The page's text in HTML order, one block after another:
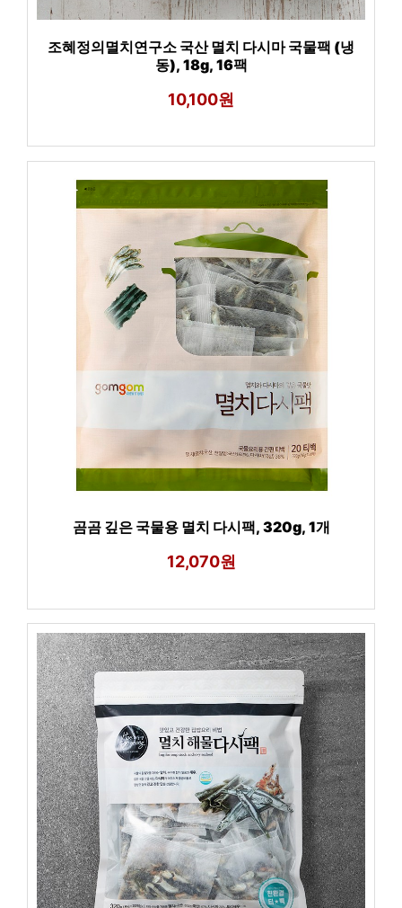
조혜정의멸치연구소 국산 멸치 다시마 국물팩 (냉
동), 18g, 16팩
10,100원
곰곰 깊은 국물용 멸치 다시팩, 320g, 1개
12,070원